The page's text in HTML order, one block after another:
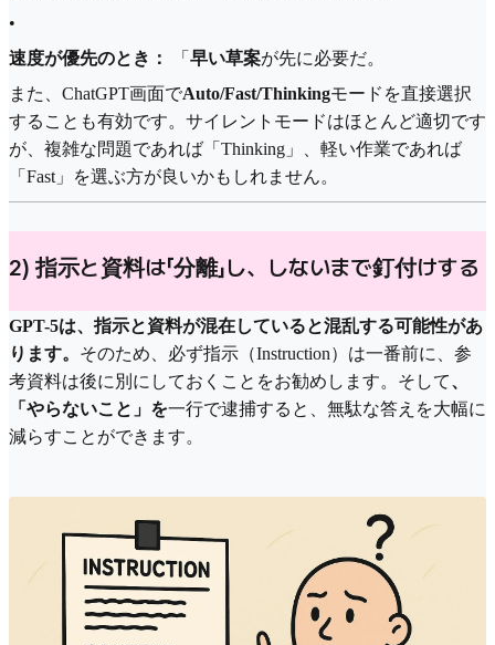
•
速度が優先のとき：
「 早い草案が先に必要だ。
また、ChatGPT画面でAuto/Fast/Thinkingモードを直接選択
することも有効です。サイレントモードはほとんど適切です
が、複雑な問題であれば「Thinking」、軽い作業であれば
「Fast」を選ぶ方が良いかもしれません。
2) 指示と資料は「分離」し、しないまで釘付けする
GPT-5は、指示と資料が混在していると混乱する可能性があ
ります。 そのため、必ず指示（Instruction）は一番前に、参
考資料は後に別にしておくことをお勧めします。そして、
「やらないこと」を一行で逮捕すると、無駄な答えを大幅に
減らすことができます。